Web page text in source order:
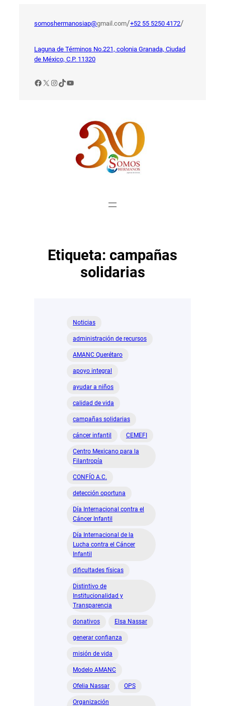
somoshermanosiap@gmail.com/+52 55 5250 4172/
Laguna de Términos No.221, colonia Granada, Ciudad
de México, C.P. 11320
Facebook
X Instagram
TikTok
YouTube
Etiqueta: campañas
solidarias
Noticias
administración de recursos
AMANC Querétaro
apoyo integral
ayudar a niños
calidad de vida
campañas solidarias
cáncer infantil CEMEFI
Centro Mexicano para la
Filantropía
CONFÍO A.C.
detección oportuna
Día Internacional contra el
Cáncer Infantil
Día Internacional de la
Lucha contra el Cáncer
Infantil
dificultades físicas
Distintivo de
Institucionalidad y
Transparencia
donativos Elsa Nassar
generar confianza
misión de vida
Modelo AMANC
Ofelia Nassar OPS
Organización